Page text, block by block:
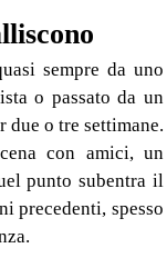
sempre da uno
o passato da un
due o tre settimane.
con amici, un
punto subentra il
precedenti, spesso